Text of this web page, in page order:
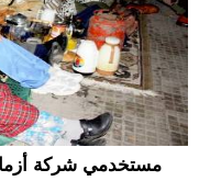
مستخدمي شركة